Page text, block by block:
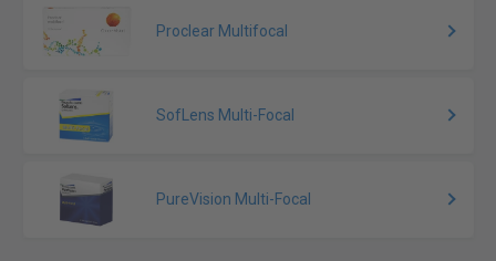
Proclear Multifocal
SofLens Multi-Focal
PureVision Multi-Focal